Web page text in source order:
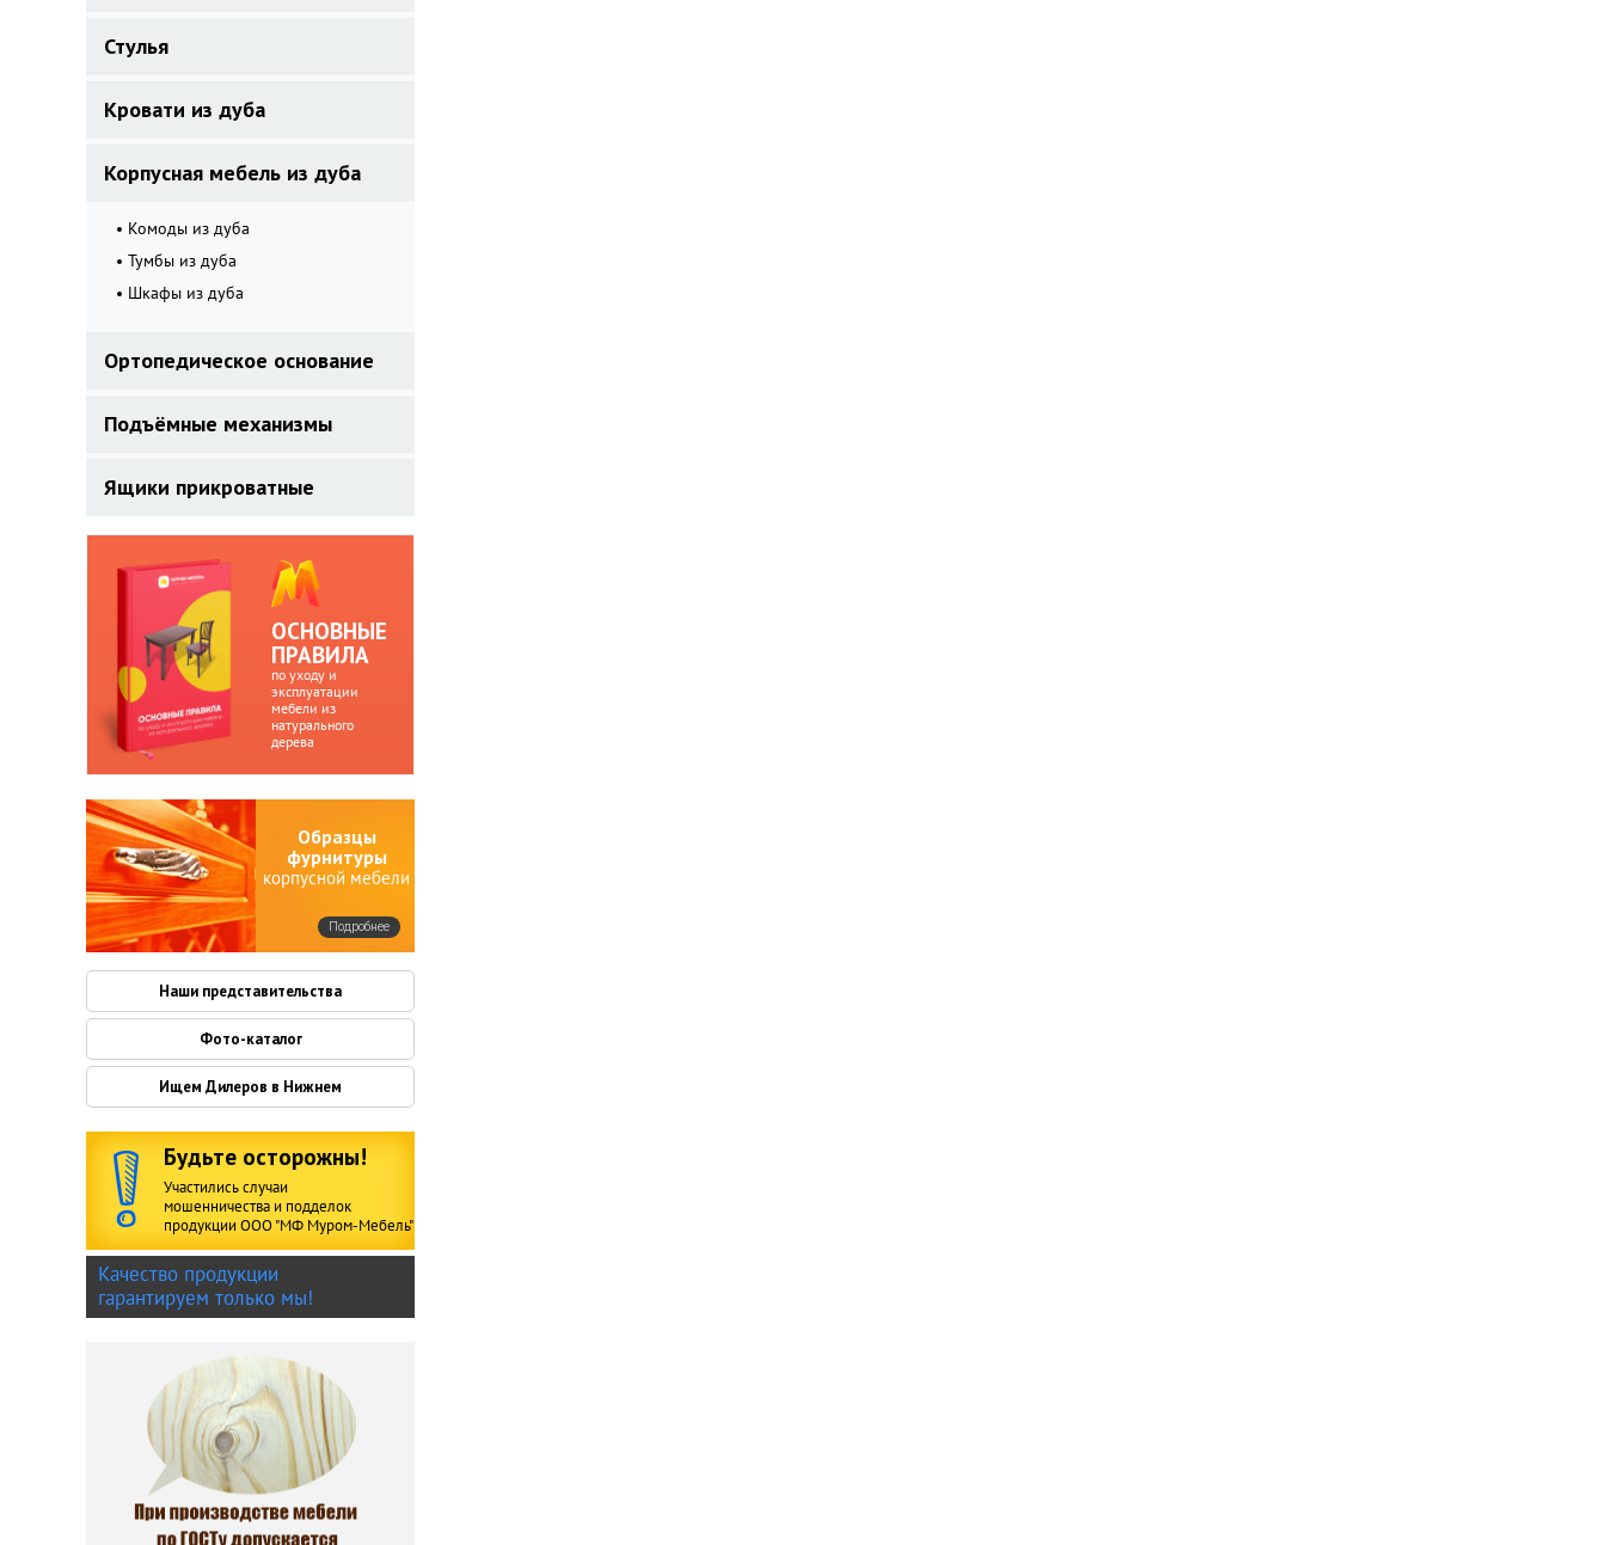
Стулья
Кровати из дуба
Корпусная мебель из дуба
Комоды из дуба
Тумбы из дуба
Шкафы из дуба
Ортопедическое основание
Подъёмные механизмы
Ящики прикроватные
ОСНОВНЫЕ
ПРАВИЛА
по уходу и
эксплуатации
мебели из
натурального
дерева
Подробнее
Образцы
фурнитуры
корпусной мебели
Наши представительства
Фото-каталог
Ищем Дилеров в Нижнем
Будьте осторожны!
Участились случаи
мошенничества и подделок
продукции ООО "МФ Муром-Мебель"
Качество продукции
гарантируем только мы!